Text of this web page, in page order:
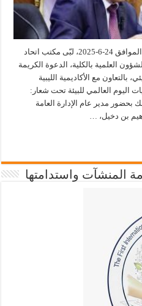
اليوم العالمي للبيئة يوم امس الثلاثاء الموافق 24-6-2025، لبّى مكتب اتحاد
العلمية بالكلية، الدعوة الكريمة
بالتعاون مع الأكاديمية الليبية
اليوم العالمي للبيئة تحت شعار:
بحضور مدير عام الإدارة العامة
بن دخيل، …
المنشآت واستدامتها